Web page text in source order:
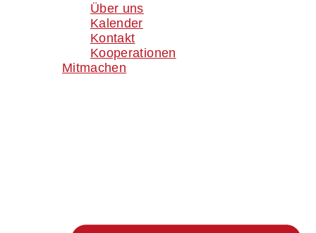
Über uns
Kalender
Kontakt
Kooperationen
Mitmachen